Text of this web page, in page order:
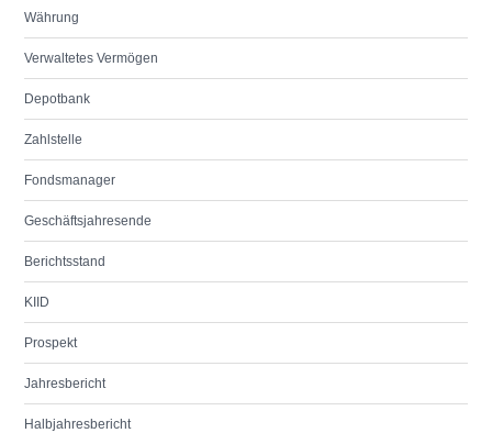
Währung
Verwaltetes Vermögen
Depotbank
Zahlstelle
Fondsmanager
Geschäftsjahresende
Berichtsstand
KIID
Prospekt
Jahresbericht
Halbjahresbericht